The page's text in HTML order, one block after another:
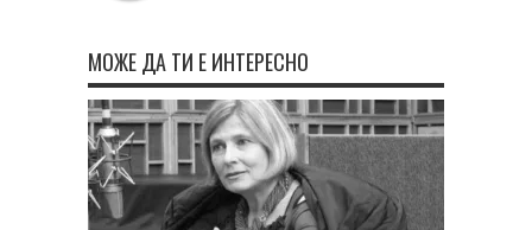
МОЖЕ ДА ТИ Е ИНТЕРЕСНО